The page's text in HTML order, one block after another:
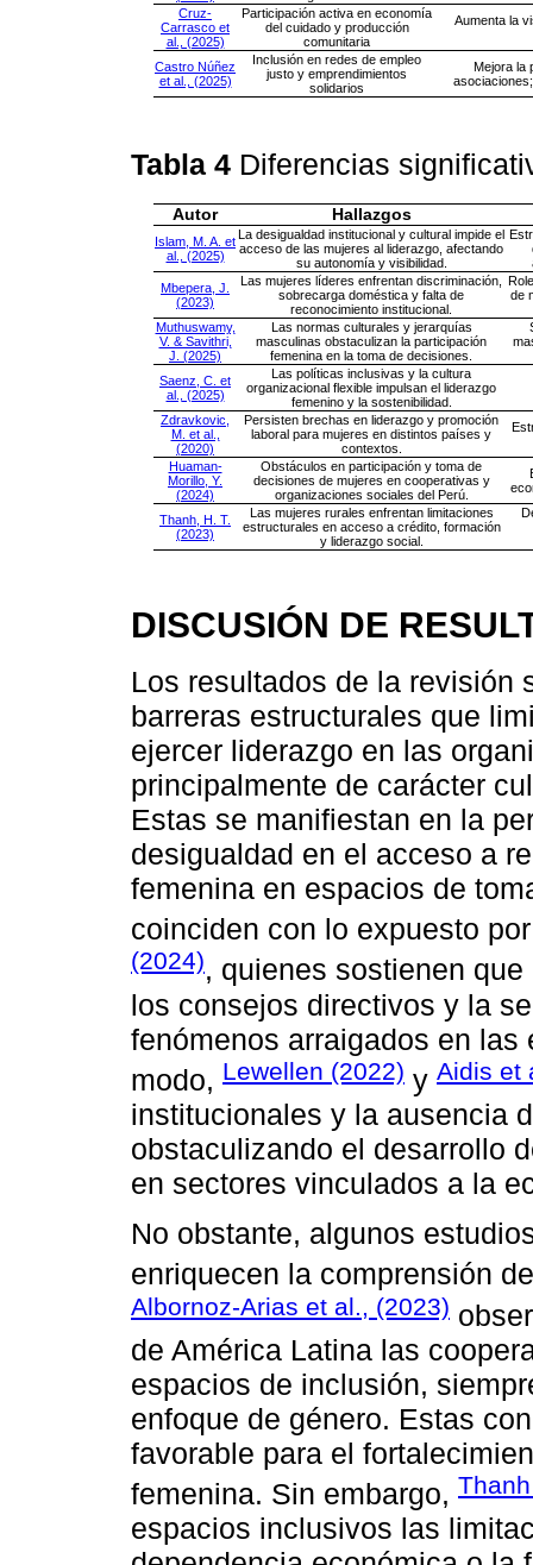
Cruz-
Carrasco et
al., (2025)
Participación activa en economía
del cuidado y producción
comunitaria
Aumenta la
Castro Núñez
et al., (2025)
Inclusión en redes de empleo
justo y emprendimientos
solidarios
Mejora la
Tabla 4 Diferencias
Autor Hallazgos
Islam, M. A. et
al., (2025)
La desigualdad institucional y cultural impide el
acceso de las mujeres al liderazgo, afectando
su autonomía y visibilidad.
Mbepera, J.
(2023)
Las mujeres líderes enfrentan discriminación,
sobrecarga doméstica y falta de
reconocimiento institucional.
de
Muthuswamy,
V. & Savithri,
J. (2025)
Las normas culturales y jerarquías
masculinas obstaculizan la participación
femenina en la toma de decisiones.
Saenz, C. et
al., (2025)
Las políticas inclusivas y la cultura
organizacional flexible impulsan el liderazgo
femenino y la sostenibilidad.
Zdravkovic,
M. et al.,
(2020)
Persisten brechas en liderazgo y promoción
laboral para mujeres en distintos países y
contextos.
Huaman-
Morillo, Y.
(2024)
Obstáculos en participación y toma de
decisiones de mujeres en cooperativas y
organizaciones sociales del Perú.
Thanh, H. T.
(2023)
Las mujeres rurales enfrentan limitaciones
estructurales en acceso a crédito, formación
y liderazgo social.
DISCUSIÓN DE
Los resultados de la revisión
barreras estructurales que
ejercer liderazgo en las
principalmente de carácter
Estas se manifiestan en la
desigualdad en el acceso a
femenina en espacios de
coinciden con lo expuesto
(2024), quienes sostienen
los consejos directivos y la
fenómenos arraigados en
modo, Lewellen (2022) y Aidis et
institucionales y la ausencia
obstaculizando el desarrollo
en sectores vinculados a la
No obstante, algunos
enriquecen la comprensión
Albornoz-Arias et al., (2023)
de América Latina las
espacios de inclusión,
enfoque de género. Estas
favorable para el
femenina. Sin embargo,
espacios inclusivos las